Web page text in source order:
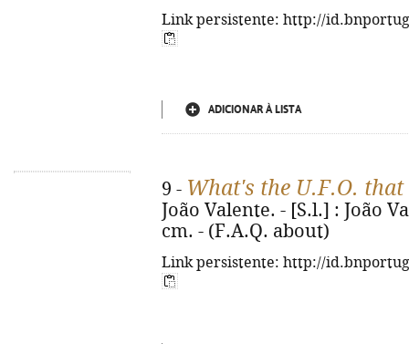
Link persistente: http://
ADICIONAR À LISTA
9 - What's the U.F.O.
João Valente. - [S.l.] : João
cm. - (F.A.Q. about)
Link persistente: http://